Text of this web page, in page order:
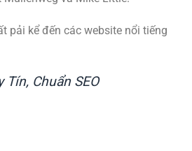
pải kể đến các website nổi tiếng
Chuẩn SEO